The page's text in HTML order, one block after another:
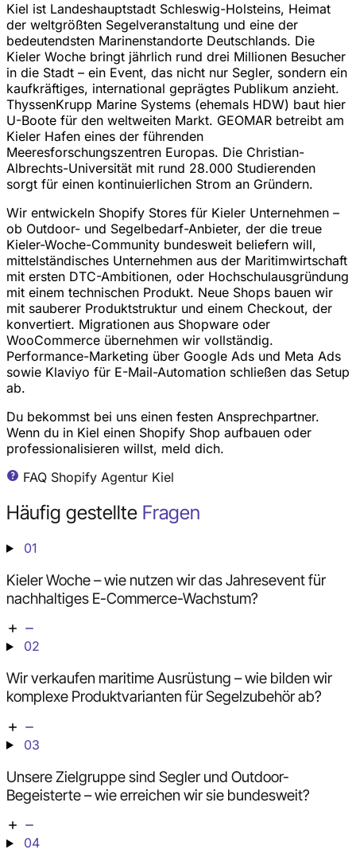
Kiel ist Landeshauptstadt Schleswig-Holsteins, Heimat
der weltgrößten Segelveranstaltung und eine der
bedeutendsten Marinenstandorte Deutschlands. Die
Kieler Woche bringt jährlich rund drei Millionen Besucher
in die Stadt – ein Event, das nicht nur Segler, sondern ein
kaufkräftiges, international geprägtes Publikum anzieht.
ThyssenKrupp Marine Systems (ehemals HDW) baut hier
U-Boote für den weltweiten Markt. GEOMAR betreibt am
Kieler Hafen eines der führenden
Meeresforschungszentren Europas. Die Christian-
Albrechts-Universität mit rund 28.000 Studierenden
sorgt für einen kontinuierlichen Strom an Gründern.
Wir entwickeln Shopify Stores für Kieler Unternehmen –
ob Outdoor- und Segelbedarf-Anbieter, der die treue
Kieler-Woche-Community bundesweit beliefern will,
mittelständisches Unternehmen aus der Maritimwirtschaft
mit ersten DTC-Ambitionen, oder Hochschulausgründung
mit einem technischen Produkt. Neue Shops bauen wir
mit sauberer Produktstruktur und einem Checkout, der
konvertiert. Migrationen aus Shopware oder
WooCommerce übernehmen wir vollständig.
Performance-Marketing über Google Ads und Meta Ads
sowie Klaviyo für E-Mail-Automation schließen das Setup
ab.
Du bekommst bei uns einen festen Ansprechpartner.
Wenn du in Kiel einen Shopify Shop aufbauen oder
professionalisieren willst, meld dich.
FAQ Shopify Agentur Kiel
Häufig gestellte Fragen
01
Kieler Woche – wie nutzen wir das Jahresevent für
nachhaltiges E-Commerce-Wachstum?
02
Wir verkaufen maritime Ausrüstung – wie bilden wir
komplexe Produktvarianten für Segelzubehör ab?
03
Unsere Zielgruppe sind Segler und Outdoor-
Begeisterte – wie erreichen wir sie bundesweit?
04